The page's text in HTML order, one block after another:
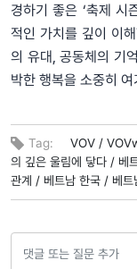
경하기 좋은 ‘축제 시
적인 가치를 깊이 이
의 유대, 공동체의 기
박한 행복을 소중히
Tag: VOV /
의 깊은 울림에 닿다 / 베
관계 / 베트남 한국 / 베트